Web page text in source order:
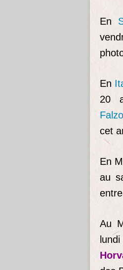
En
En
20
cet
En
au
Au